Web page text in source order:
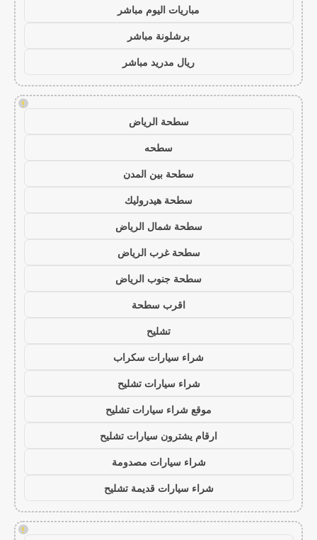
مباريات اليوم مباشر
برشلونة مباشر
ريال مدريد مباشر
!
سطحة الرياض
سطحه
سطحة بين المدن
سطحة هيدروليك
سطحة شمال الرياض
سطحة غرب الرياض
سطحة جنوب الرياض
اقرب سطحة
تشليح
شراء سيارات سكراب
شراء سيارات تشليح
موقع شراء سيارات تشليح
ارقام يشترون سيارات تشليح
شراء سيارات مصدومة
شراء سيارات قديمة تشليح
!